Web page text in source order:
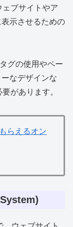
ブサイトやア
示させるための
グの使用やペー
なデザインな
があります。
らえるオン